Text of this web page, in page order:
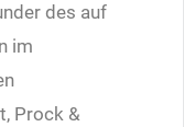
des auf
im
Prock &